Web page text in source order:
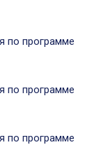
по программе
по программе
по программе